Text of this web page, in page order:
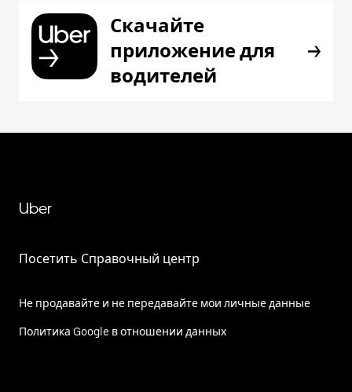
Скачайте
приложение для
водителей
Uber
Посетить Справочный центр
Не продавайте и не передавайте мои личные данные
Политика Google в отношении данных